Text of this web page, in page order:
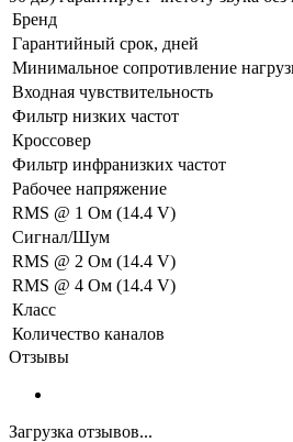
Бренд
Гарантийный срок, дней
Минимальное сопротивление
Входная чувствительность
Фильтр низких частот
Кроссовер
Фильтр инфранизких частот
Рабочее напряжение
RMS @ 1 Ом (14.4 V)
Сигнал/Шум
RMS @ 2 Ом (14.4 V)
RMS @ 4 Ом (14.4 V)
Класс
Количество каналов
Отзывы
Загрузка отзывов...